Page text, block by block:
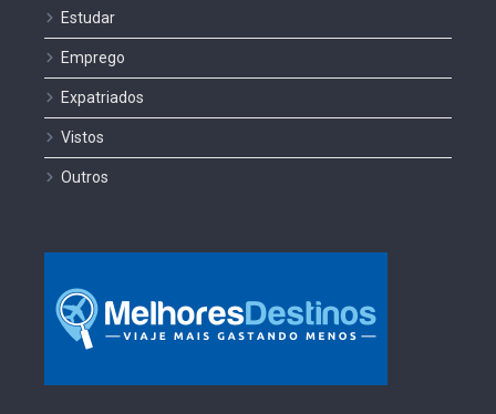
Estudar
Emprego
Expatriados
Vistos
Outros